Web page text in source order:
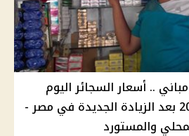
.. أسعار السجائر اليوم
الخميس 7 نوفمبر 2024 بعد الزيادة الجديدة في مصر -
والمستورد